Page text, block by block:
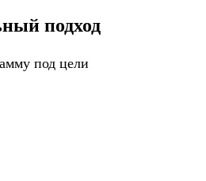
подход
под цели